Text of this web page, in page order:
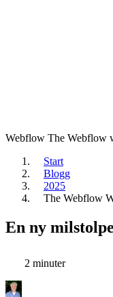
Webflow The Webflow
Start
Blogg
2025
The Webflow
En ny
2 minuter